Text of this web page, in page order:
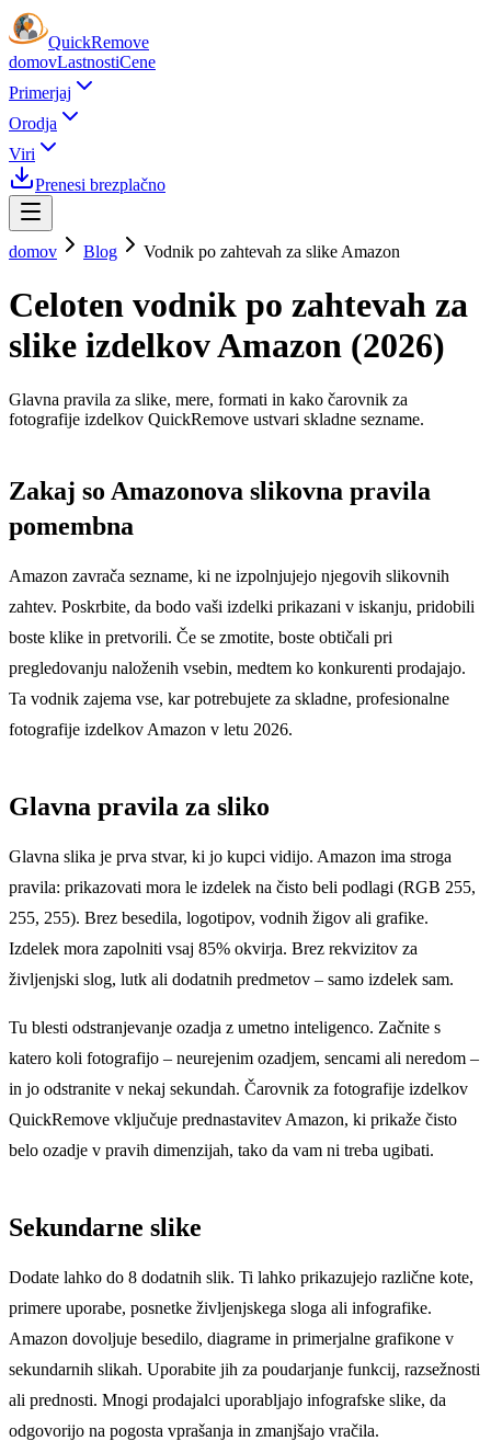
QuickRemove
domovLastnostiCene
Primerjaj
Orodja
Viri
Prenesi brezplačno
domov Blog Vodnik po zahtevah za slike Amazon
Celoten vodnik po zahtevah za
slike izdelkov Amazon (2026)
Glavna pravila za slike, mere, formati in kako čarovnik za
fotografije izdelkov QuickRemove ustvari skladne sezname.
Zakaj so Amazonova slikovna pravila
pomembna
Amazon zavrača sezname, ki ne izpolnjujejo njegovih slikovnih
zahtev. Poskrbite, da bodo vaši izdelki prikazani v iskanju, pridobili
boste klike in pretvorili. Če se zmotite, boste obtičali pri
pregledovanju naloženih vsebin, medtem ko konkurenti prodajajo.
Ta vodnik zajema vse, kar potrebujete za skladne, profesionalne
fotografije izdelkov Amazon v letu 2026.
Glavna pravila za sliko
Glavna slika je prva stvar, ki jo kupci vidijo. Amazon ima stroga
pravila: prikazovati mora le izdelek na čisto beli podlagi (RGB 255,
255, 255). Brez besedila, logotipov, vodnih žigov ali grafike.
Izdelek mora zapolniti vsaj 85% okvirja. Brez rekvizitov za
življenjski slog, lutk ali dodatnih predmetov – samo izdelek sam.
Tu blesti odstranjevanje ozadja z umetno inteligenco. Začnite s
katero koli fotografijo – neurejenim ozadjem, sencami ali neredom –
in jo odstranite v nekaj sekundah. Čarovnik za fotografije izdelkov
QuickRemove vključuje prednastavitev Amazon, ki prikaže čisto
belo ozadje v pravih dimenzijah, tako da vam ni treba ugibati.
Sekundarne slike
Dodate lahko do 8 dodatnih slik. Ti lahko prikazujejo različne kote,
primere uporabe, posnetke življenjskega sloga ali infografike.
Amazon dovoljuje besedilo, diagrame in primerjalne grafikone v
sekundarnih slikah. Uporabite jih za poudarjanje funkcij, razsežnosti
ali prednosti. Mnogi prodajalci uporabljajo infografske slike, da
odgovorijo na pogosta vprašanja in zmanjšajo vračila.